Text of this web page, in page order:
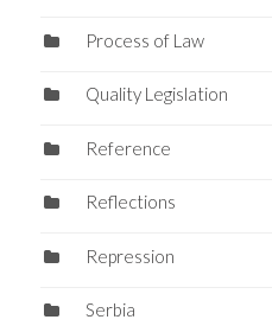
Process of Law
Quality Legislation
Reference
Reflections
Repression
Serbia